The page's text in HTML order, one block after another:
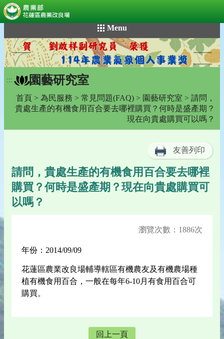
到
主
要
內
容
Menu
::: 園藝研究室
首頁 > 為民服務 > 常見問題(FAQ) > 園藝研究室 > 請問，
貴處生產的有機食用百合要去哪裡購買？何時是盛產期？
現在向貴處購買可以嗎？
友善列印
請問，貴處生產的有機食用百合要去哪裡
購買？何時是盛產期？現在向貴處購買可
以嗎？
瀏覽次數：1886次
年份：2014/09/09
花蓮區農業改良場輔導轄區有機農友及有機農場種
植有機食用百合，一般在每年6-10月有食用百合可
購買。
回上一頁